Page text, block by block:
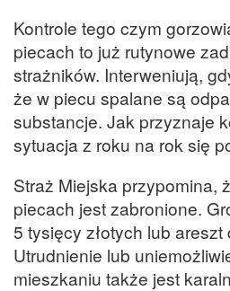
Kontrole tego czym
piecach to już rutynowe
strażników. Interweniują,
że w piecu spalane są
substancje. Jak przyznaje
sytuacja z roku na rok się
Straż Miejska przypomina,
piecach jest zabronione.
5 tysięcy złotych lub areszt
Utrudnienie lub
mieszkaniu także jest